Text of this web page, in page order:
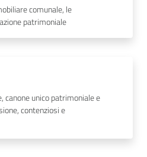
comunale, le
patrimoniale
unico patrimoniale e
contenziosi e